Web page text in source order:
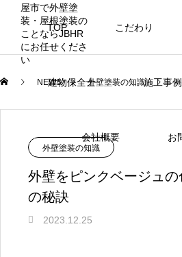
TOP こだわり
建物保全士 施工事例
会社概要 お
JBHR横浜の施工事例
ニュース ブログ
NEWS 外壁塗装の知識
外壁塗装の知識
外壁をピンクベージュ
の秘訣
2023.12.25